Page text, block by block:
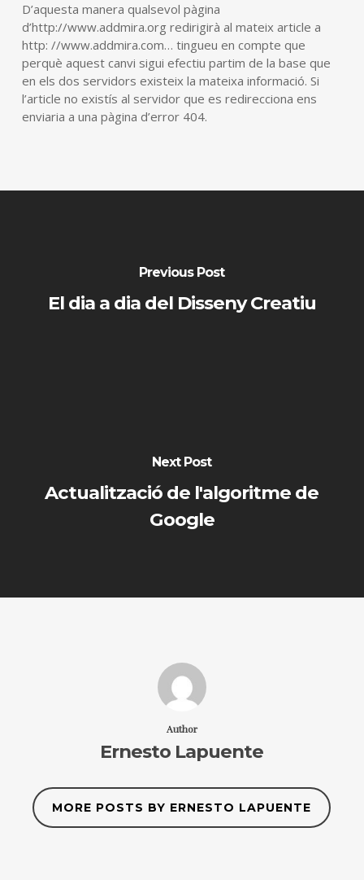
D’aquesta manera qualsevol pàgina
d’http://www.addmira.org redirigirà al mateix article a
http: //www.addmira.com… tingueu en compte que
perquè aquest canvi sigui efectiu partim de la base que
en els dos servidors existeix la mateixa informació. Si
l’article no existís al servidor que es redirecciona ens
enviaria a una pàgina d’error 404.
Previous Post
El dia a dia del Disseny Creatiu
Next Post
Actualització de l'algoritme de
Google
Author
Ernesto Lapuente
MORE POSTS BY ERNESTO LAPUENTE